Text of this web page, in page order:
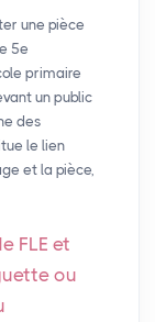
une pièce
5e
primaire
un public
des
le lien
et la pièce,
FLE et
ou